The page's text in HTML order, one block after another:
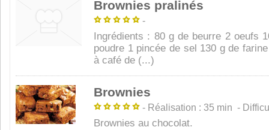
Brownies pralinés
-
Ingrédients : 80 g de beurre 2 oeufs
poudre 1 pincée de sel 130 g de
à café de (...)
Brownies
- Réalisation : 35 min -
Brownies au chocolat.